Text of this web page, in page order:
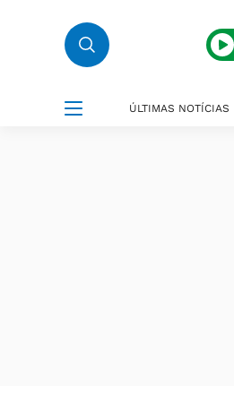
ÚLTIMAS NOTÍCIAS